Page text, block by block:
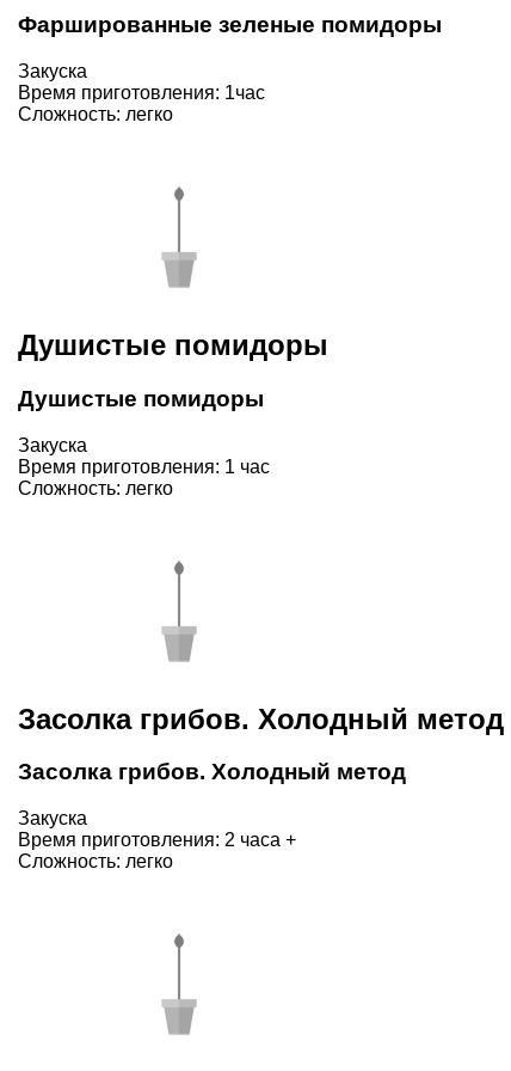
Фаршированные зеленые помидоры
Закуска
Время приготовления: 1час
Сложность: легко
Душистые помидоры
Душистые помидоры
Закуска
Время приготовления: 1 час
Сложность: легко
Засолка грибов. Холодный метод
Засолка грибов. Холодный метод
Закуска
Время приготовления: 2 часа +
Сложность: легко